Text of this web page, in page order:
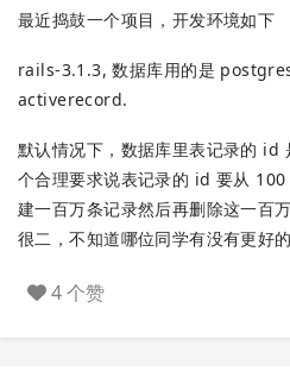
最近捣鼓一个项目，开发环境如下
rails-3.1.3, 数据库用的是
activerecord.
默认情况下，数据库里表记录的 id
个合理要求说表记录的 id 要从
建一百万条记录然后再删除这一百
很二，不知道哪位同学有没有更好
4 个赞